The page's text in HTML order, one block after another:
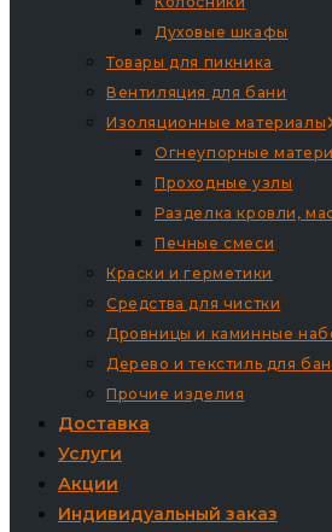
Духовые шкафы
Товары для пикника
Вентиляция для бани
Изоляционные материалы
Огнеупорные
Проходные узлы
Разделка кровли,
Печные смеси
Краски и герметики
Средства для чистки
Дровницы и каминные
Дерево и текстиль для
Прочие изделия
Доставка
Услуги
Акции
Индивидуальный заказ